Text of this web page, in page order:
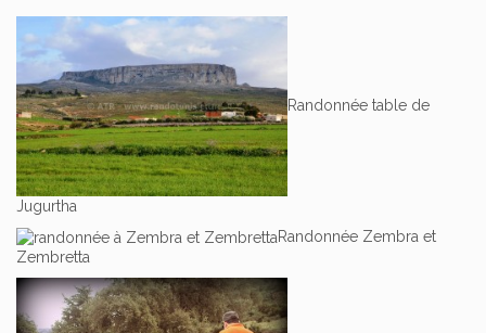
Randonnée table de
Jugurtha
Randonnée Zembra et
Zembretta